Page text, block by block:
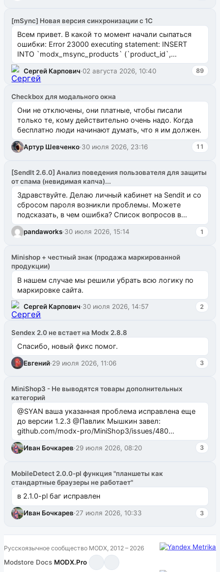
[mSync] Новая версия синхронизации с 1С
Всем привет. В какой то момент начали сыпаться
ошибки: Error 23000 executing statement: INSERT
INTO `modx_msync_products` (`product_id`,
`uuid_1c`) VALUES ...
Сергей Карпович·02 августа 2026, 10:40 89
Checkbox для модального окна
Они не отключены, они платные, чтобы писали
только те, кому действительно очень надо. Когда
бесплатно люди начинают думать, что я им должен.
Артур Шевченко·30 июля 2026, 23:16 11
[SendIt 2.6.0] Анализ поведения пользователя для защиты
от спама (невидимая капча)...
Здравствуйте. Делаю личный кабинет на Sendit и со
сбросом пароля возникли проблемы. Можете
подсказать, в чем ошибка? Список вопросов в
одноименном разделе на modx.pro пока пуст, и,...
pandaworks·30 июля 2026, 15:14 1
Minishop + честный знак (продажа маркированной
продукции)
В нашем случае мы решили убрать всю логику по
маркировке сайта.
Сергей Карпович·30 июля 2026, 14:57 2
Sendex 2.0 не встает на Modx 2.8.8
Спасибо, новый фикс помог.
Евгений·29 июля 2026, 11:06 3
MiniShop3 - Не выводятся товары дополнительных
категорий
@SYAN ваша указанная проблема исправлена еще
до версии 1.2.3 @Павлик Мышкин завел:
github.com/modx-pro/MiniShop3/issues/480
github.com/modx-pro/MiniShop3/issues/481Исправим
в б...
Иван Бочкарев·29 июля 2026, 08:20 3
MobileDetect 2.0.0-pl функция "планшеты как
стандартные браузеры не работает"
в 2.1.0-pl баг исправлен
Иван Бочкарев·27 июля 2026, 10:33 3
Русскоязычное сообщество MODX, 2012 – 2026
Modstore·Docs·MODX.Pro·